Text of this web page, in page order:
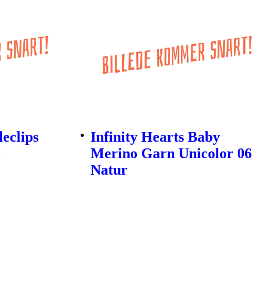
Infinity Hearts Baby
Merino Garn Unicolor 06
Natur